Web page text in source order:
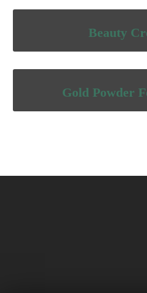
Beauty
Gold Powder